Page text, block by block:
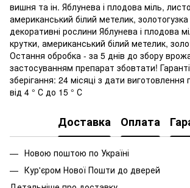
вишня та ін. Яблунева і плодова міль,
американський білий метелик, золотогузка
декоративні рослини Яблунева і плодова
крутки, американський білий метелик,
Остання обробка - за 5 днів до збору
застосуванням препарат збовтати!
зберігання: 24 місяці з дати виготовлення
від 4 ° С до 15 ° С
Доставка Оплата
Новою поштою по Україні
Кур'єром Нової Пошти до дверей